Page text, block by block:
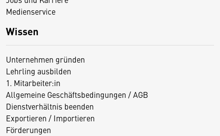
Medienservice
Wissen
Unternehmen gründen
Lehrling ausbilden
1. Mitarbeiter:in
Allgemeine Geschäftsbedingungen / AGB
Dienstverhältnis beenden
Exportieren / Importieren
Förderungen